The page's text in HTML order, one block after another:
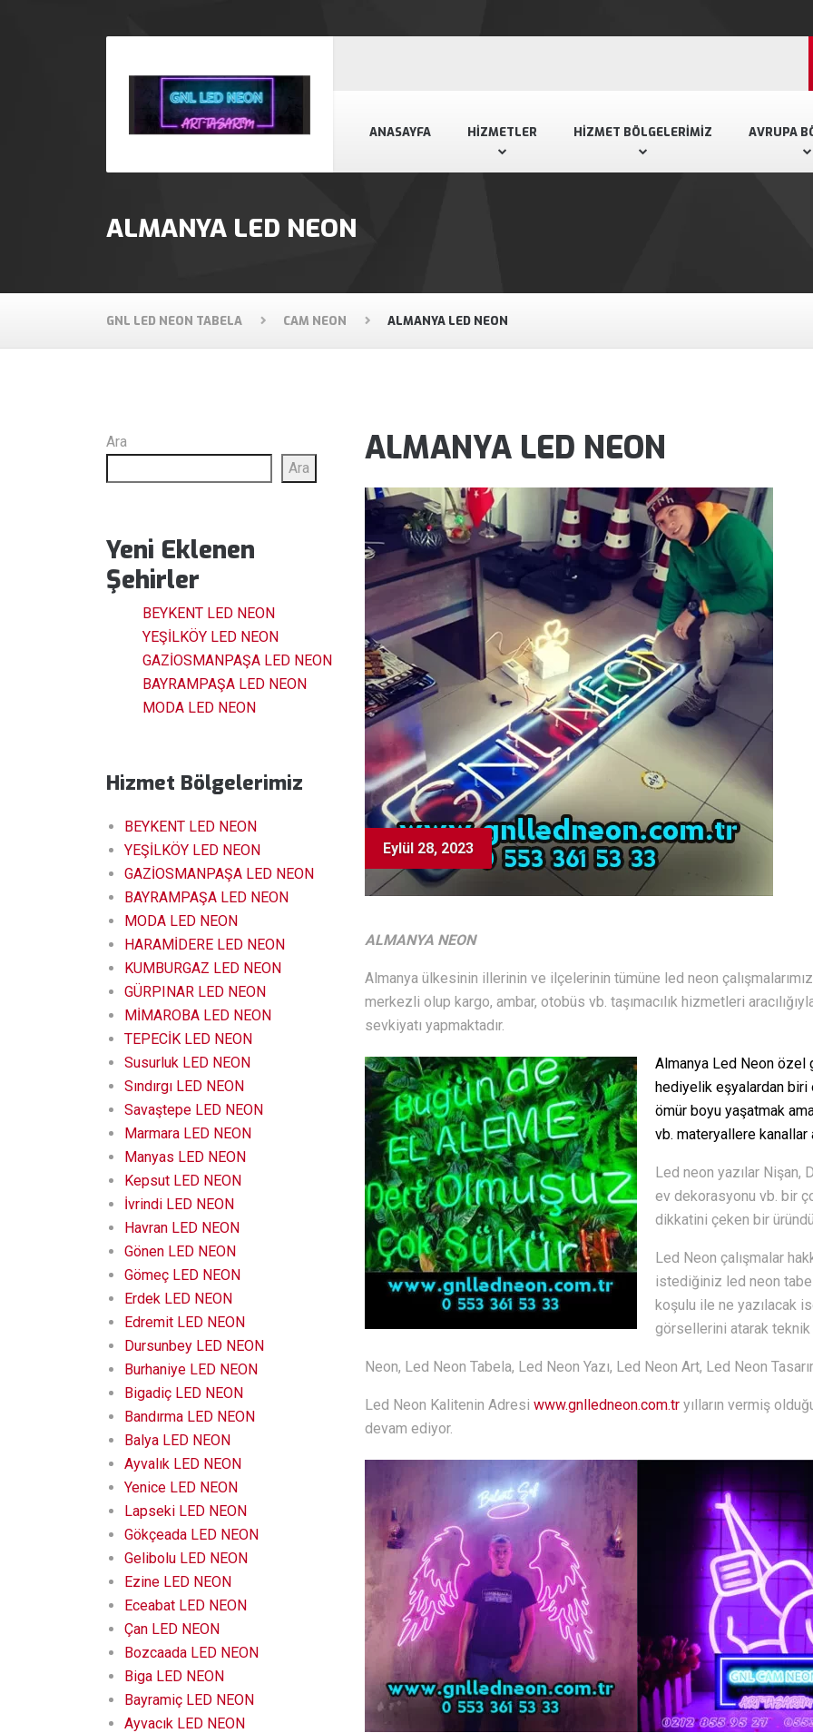
ANASAYFA HIZMETLER HIZMET BÖLGELERIMIZ AVRUPA
ALMANYA LED NEON
GNL LED NEON TABELA CAM NEON ALMANYA LED NEON
ALMANYA LED NEON
Eylül 28, 2023
ALMANYA NEON
Almanya ülkesinin illerinin ve ilçelerinin tümüne led neon
merkezli olup kargo, ambar, otobüs vb. taşımacılık hizmetleri
sevkiyatı yapmaktadır.
Almanya Led Neon özel
hediyelik eşyalardan biri
ömür boyu yaşatmak
vb. materyallere kanallar
Led neon yazılar Nişan,
ev dekorasyonu vb. bir
dikkatini çeken bir
Led Neon çalışmalar
istediğiniz led neon
koşulu ile ne yazılacak
görsellerini atarak
Neon, Led Neon Tabela, Led Neon Yazı, Led Neon Art, Led Neon
Led Neon Kalitenin Adresi www.gnlledneon.com.tr yılların vermiş
devam ediyor.
Ara
Ara
Yeni Eklenen
Şehirler
BEYKENT LED NEON
YEŞİLKÖY LED NEON
GAZİOSMANPAŞA LED NEON
BAYRAMPAŞA LED NEON
MODA LED NEON
Hizmet Bölgelerimiz
BEYKENT LED NEON
YEŞİLKÖY LED NEON
GAZİOSMANPAŞA LED NEON
BAYRAMPAŞA LED NEON
MODA LED NEON
HARAMİDERE LED NEON
KUMBURGAZ LED NEON
GÜRPINAR LED NEON
MİMAROBA LED NEON
TEPECİK LED NEON
Susurluk LED NEON
Sındırgı LED NEON
Savaştepe LED NEON
Marmara LED NEON
Manyas LED NEON
Kepsut LED NEON
İvrindi LED NEON
Havran LED NEON
Gönen LED NEON
Gömeç LED NEON
Erdek LED NEON
Edremit LED NEON
Dursunbey LED NEON
Burhaniye LED NEON
Bigadiç LED NEON
Bandırma LED NEON
Balya LED NEON
Ayvalık LED NEON
Yenice LED NEON
Lapseki LED NEON
Gökçeada LED NEON
Gelibolu LED NEON
Ezine LED NEON
Eceabat LED NEON
Çan LED NEON
Bozcaada LED NEON
Biga LED NEON
Bayramiç LED NEON
Ayvacık LED NEON